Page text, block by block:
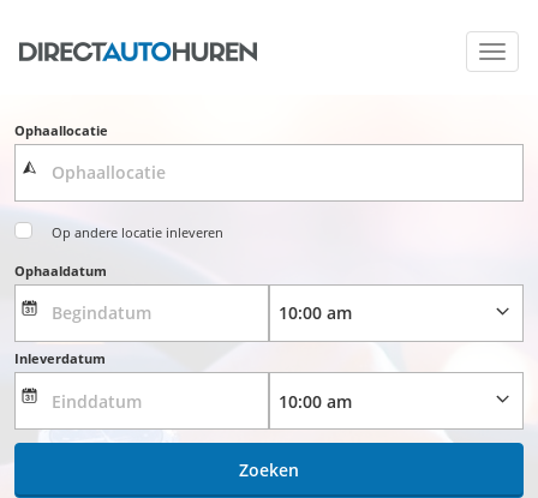
Ophaallocatie
Op andere locatie inleveren
Ophaaldatum
Inleverdatum
Zoeken